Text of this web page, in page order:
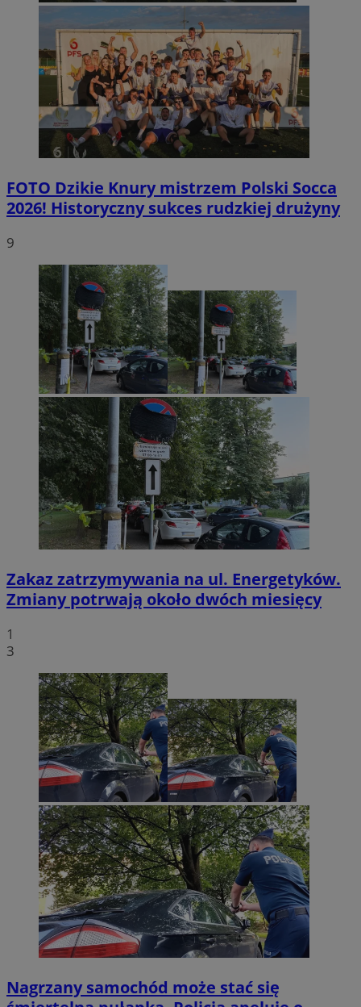
FOTO Dzikie Knury mistrzem Polski Socca
2026! Historyczny sukces rudzkiej drużyny
9
Zakaz zatrzymywania na ul. Energetyków.
Zmiany potrwają około dwóch miesięcy
1
3
Nagrzany samochód może stać się